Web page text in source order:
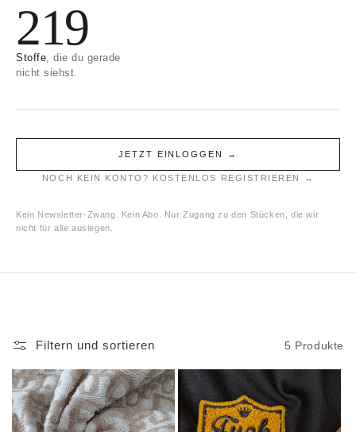
219
Stoffe, die du gerade
nicht siehst.
JETZT EINLOGGEN →
NOCH KEIN KONTO? KOSTENLOS REGISTRIEREN →
Kein Newsletter-Zwang. Kein Abo. Nur Zugang zu den Stücken, die wir
nicht für alle auslegen.
Filtern und sortieren 5 Produkte